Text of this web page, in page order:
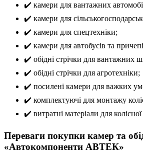
✔️ камери для вантажних
✔️ камери для
✔️ камери для спецтехніки;
✔️ камери для автобусів та
✔️ обідні стрічки для вантажних
✔️ обідні стрічки для агротехніки;
✔️ посилені камери для важких
✔️ комплектуючі для монтажу
✔️ витратні матеріали для
Переваги покупки камер та
«Автокомпоненти АВТЕК»